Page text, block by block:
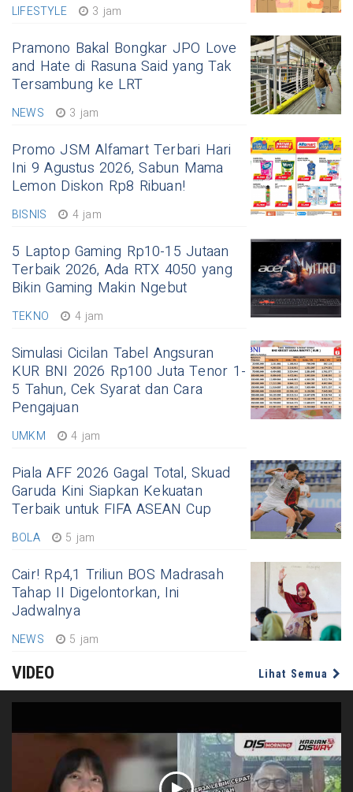
LIFESTYLE 3 jam
Pramono Bakal Bongkar JPO Love
and Hate di Rasuna Said yang Tak
Tersambung ke LRT
NEWS 3 jam
Promo JSM Alfamart Terbari Hari
Ini 9 Agustus 2026, Sabun Mama
Lemon Diskon Rp8 Ribuan!
BISNIS 4 jam
5 Laptop Gaming Rp10-15 Jutaan
Terbaik 2026, Ada RTX 4050 yang
Bikin Gaming Makin Ngebut
TEKNO 4 jam
Simulasi Cicilan Tabel Angsuran
KUR BNI 2026 Rp100 Juta Tenor 1-
5 Tahun, Cek Syarat dan Cara
Pengajuan
UMKM 4 jam
Piala AFF 2026 Gagal Total, Skuad
Garuda Kini Siapkan Kekuatan
Terbaik untuk FIFA ASEAN Cup
BOLA 5 jam
Cair! Rp4,1 Triliun BOS Madrasah
Tahap II Digelontorkan, Ini
Jadwalnya
NEWS 5 jam
VIDEO Lihat Semua